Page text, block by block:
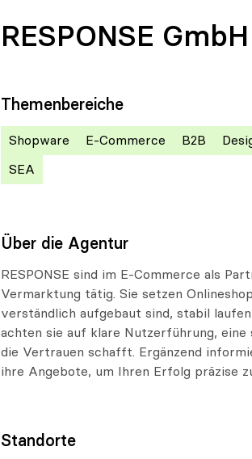
RESPONSE GmbH
Themenbereiche
Shopware E-Commerce B2B
SEA
Über die Agentur
RESPONSE sind im E-Commerce als
Vermarktung tätig. Sie setzen
verständlich aufgebaut sind, stabil
achten sie auf klare Nutzerführung, eine
die Vertrauen schafft. Ergänzend
ihre Angebote, um Ihren Erfolg präzise
Standorte